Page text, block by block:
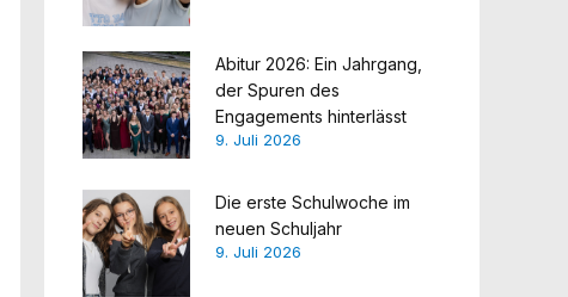
Abitur 2026: Ein Jahrgang,
der Spuren des
Engagements hinterlässt
9. Juli 2026
Die erste Schulwoche im
neuen Schuljahr
9. Juli 2026